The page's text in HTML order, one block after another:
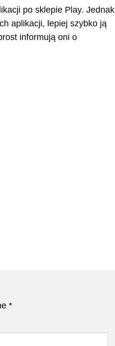
po sklepie Play. Jednak
aplikacji, lepiej szybko ją
informują oni o
*